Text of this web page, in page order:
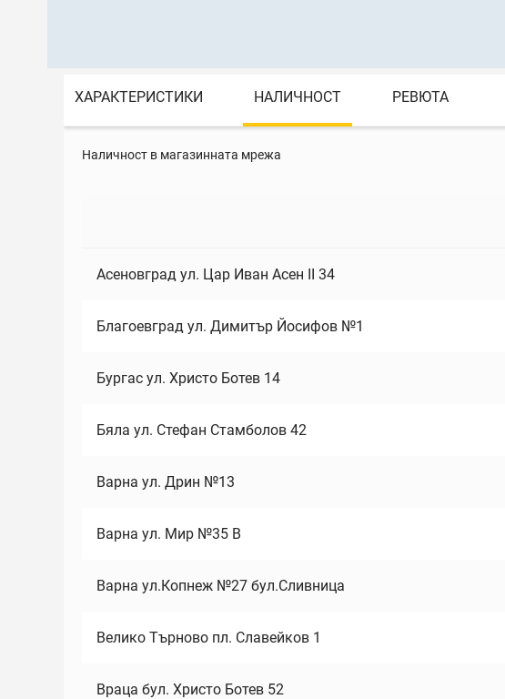
ХАРАКТЕРИСТИКИ НАЛИЧНОСТ РЕВЮТА
Наличност в магазинната мрежа
Асеновград ул. Цар Иван Асен II 34
Благоевград ул. Димитър Йосифов №1
Бургас ул. Христо Ботев 14
Бяла ул. Стефан Стамболов 42
Варна ул. Дрин №13
Варна ул. Мир №35 В
Варна ул.Копнеж №27 бул.Сливница
Велико Търново пл. Славейков 1
Враца бул. Христо Ботев 52